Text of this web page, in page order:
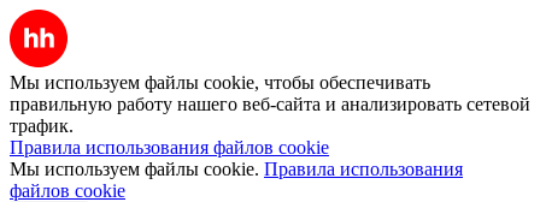
Мы используем файлы cookie, чтобы обеспечивать
правильную работу нашего веб-сайта и анализировать сетевой
трафик.
Правила использования файлов cookie
Мы используем файлы cookie. Правила использования
файлов cookie